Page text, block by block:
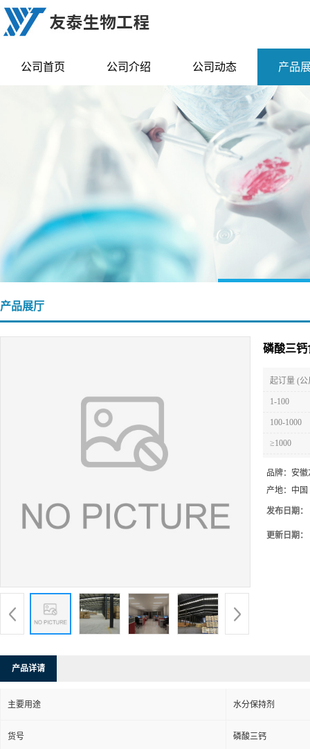
公司首页 公司介绍 公司动态 产品
产品展厅
磷酸三钙
起订量 (公
1-100
100-1000
≥1000
品牌： 安徽
产地： 中国
发布日期：
更新日期：
产品详请
主要用途 水分保持剂
货号 磷酸三钙